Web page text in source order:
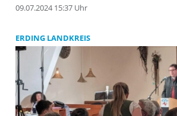
09.07.2024 15:37 Uhr
ERDING LANDKREIS